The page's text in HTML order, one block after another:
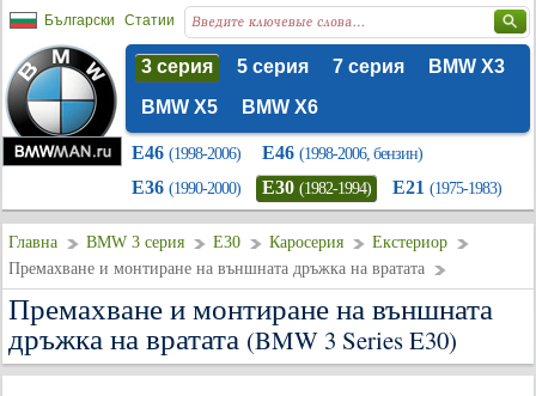
Български Статии
3 серия 5 серия 7 серия
BMW X3
BMW X5
BMW X6
E46 (1998-2006) E46 (1998-2006, бензин)
E36 (1990-2000) E30 (1982-1994) E21 (1975-1983)
Главна BMW 3 серия E30 Каросерия
Екстериор
Премахване и монтиране на външната дръжка на вратата
Премахване и монтиране на външната
дръжка на вратата (BMW 3 Series E30)